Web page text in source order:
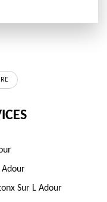
Adour
Sur L Adour